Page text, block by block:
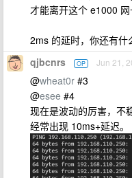
才能离开这个 e1000 网
2ms 的延时，你还有什
qjbcnrs OP Jun 21,
@wheat0r #3
@esee #4
现在是波动的厉害，不
经常出现 10ms+延迟。